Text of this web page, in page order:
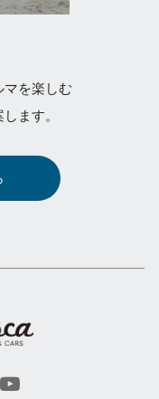
マを楽しむ
ます。